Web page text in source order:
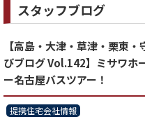
スタッフブログ
【高島・大津・草津・栗東
びブログ Vol.142】ミサワ
ー名古屋バスツアー！
提携住宅会社情報